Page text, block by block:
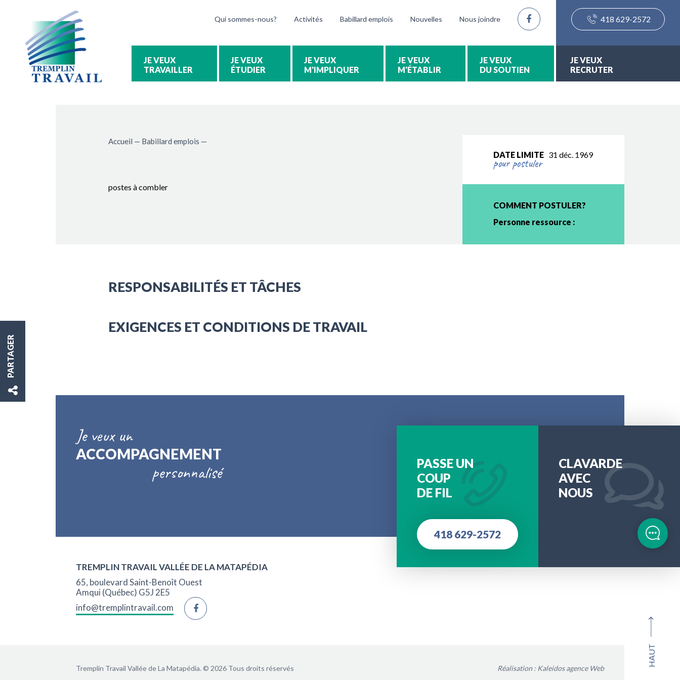
Qui sommes-nous? Activités Babillard emplois Nouvelles Nous joindre 418 629-2572
TRAVAILLER ÉTUDIER M'IMPLIQUER M'ÉTABLIR DU SOUTIEN RECRUTER
Accueil — Babillard emplois —
postes à combler
DATE LIMITE
pour postuler
31 déc. 1969
COMMENT POSTULER?
Personne ressource :
RESPONSABILITÉS ET TÂCHES
EXIGENCES ET CONDITIONS DE TRAVAIL
PARTAGER
Je veux un
ACCOMPAGNEMENT
personnalisé
PASSE UN
COUP
DE FIL
418 629-2572
CLAVARDE
AVEC
NOUS
TREMPLIN TRAVAIL VALLÉE DE LA MATAPÉDIA
65, boulevard Saint-Benoît Ouest
Amqui (Québec) G5J 2E5
info@tremplintravail.com
Tremplin Travail Vallée de La Matapédia. © 2026 Tous droits réservés Réalisation : Kaleidos agence Web
HAUT